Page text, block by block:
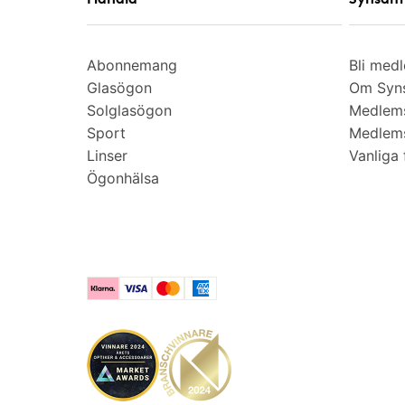
Abonnemang
Glasögon
Solglasögon
Sport
Linser
Ögonhälsa
Bli
Om
Vanliga
KlarnaVisa MastercardAmerican Express